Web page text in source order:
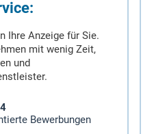
Ihre Anzeige für Sie.
mit wenig Zeit,
und
Bewerbungen